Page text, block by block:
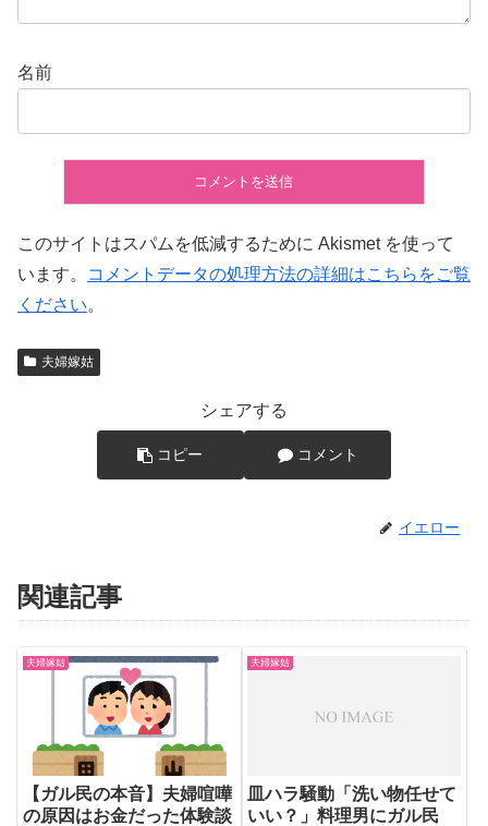
名前
このサイトはスパムを低減するために Akismet を使って
います。
コメントデータの処理方法の詳細はこちらをご覧
ください。
夫婦嫁姑
シェアする
コピー コメント
イエロー
関連記事
夫婦嫁姑
【ガル民の本音】夫婦喧嘩
の原因はお金だった体験談
夫婦嫁姑
皿ハラ騒動「洗い物任せて
いい？」料理男にガル民